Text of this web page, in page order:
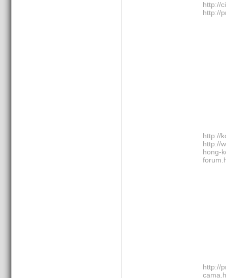
http://
http://
http://
http://
hong-
http://